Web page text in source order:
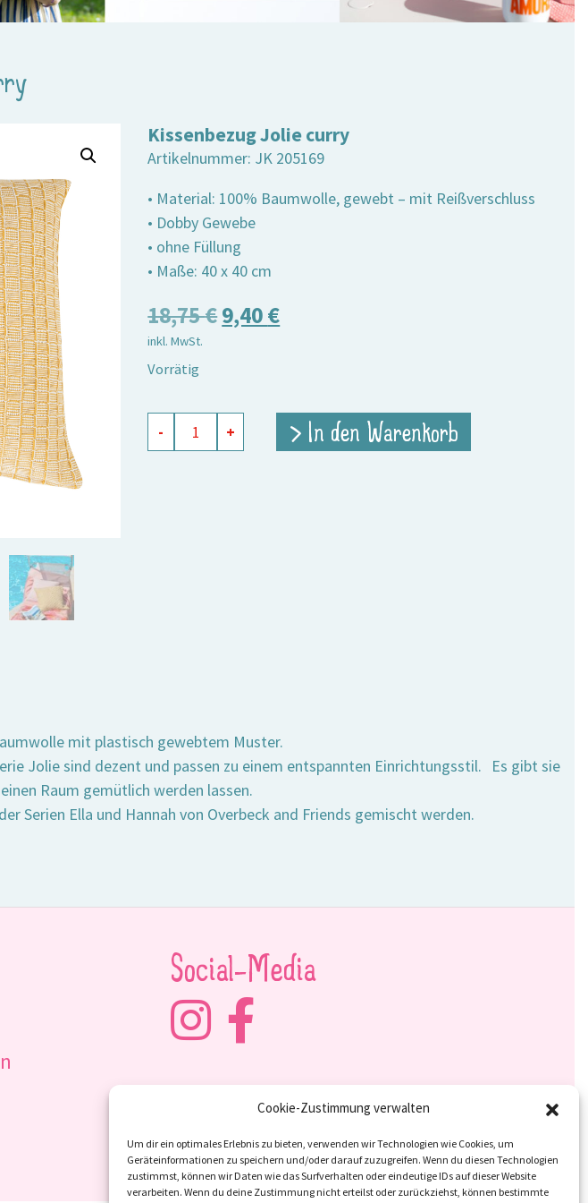
Cookie-Zustimmung verwalten
Um dir ein optimales Erlebnis zu bieten, verwenden wir Technologien wie Cookies, um
Geräteinformationen zu speichern und/oder darauf zuzugreifen. Wenn du diesen Technologien
zustimmst, können wir Daten wie das Surfverhalten oder eindeutige IDs auf dieser Website
verarbeiten. Wenn du deine Zustimmung nicht erteilst oder zurückziehst, können bestimmte
Kissenbezug Jolie curry
Artikelnummer: JK 205169
• Material: 100% Baumwolle, gewebt – mit Reißverschluss
• Dobby Gewebe
• ohne Füllung
• Maße: 40 x 40 cm
18,75€Ursprünglicher
18,75 €
9,40€Aktueller
9,40 €.
inkl. MwSt.
Vorrätig
Kissenbezug
Jolie
- + > In den Warenkorb
mit plastisch gewebtem Muster.
Jolie sind dezent und passen zu einem entspannten Einrichtungsstil. Es gibt sie
Raum gemütlich werden lassen.
Serien Ella und Hannah von Overbeck and Friends gemischt werden.
Social-Media